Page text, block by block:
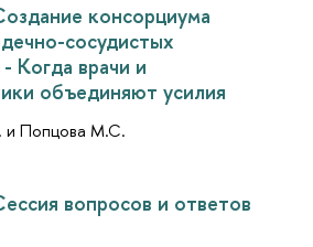
консорциума
сосудистых
Когда врачи и
объединяют усилия
и Попцова М.С.
вопросов и ответов